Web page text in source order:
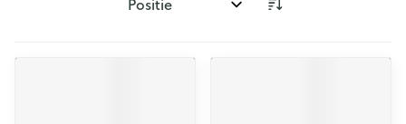
Sorteer op: